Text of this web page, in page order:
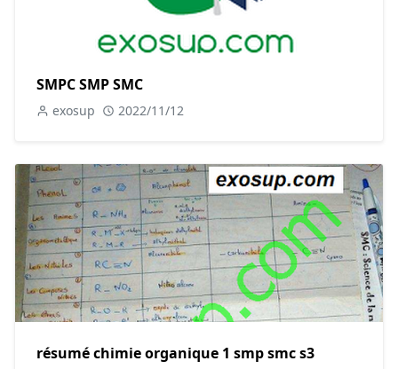
SMPC SMP SMC
exosup 2022/11/12
résumé chimie organique 1 smp smc s3